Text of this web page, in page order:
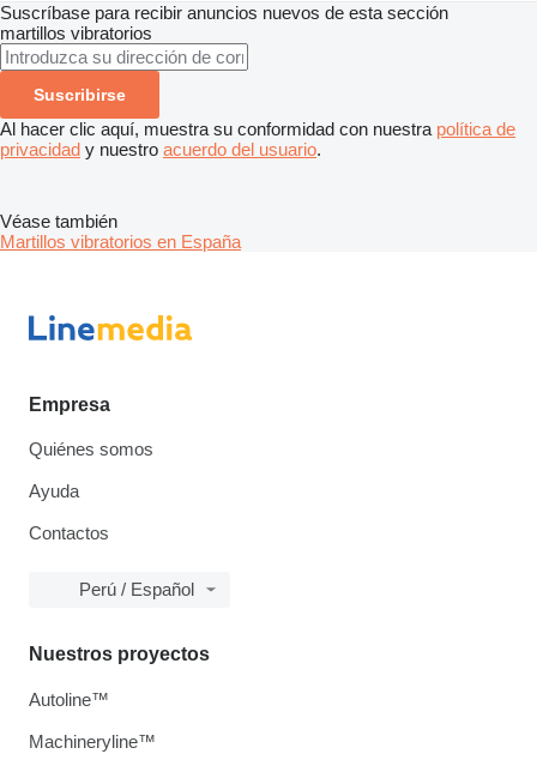
Suscríbase para recibir anuncios nuevos de esta sección
martillos vibratorios
Suscribirse
Al hacer clic aquí, muestra su conformidad con nuestra política de
privacidad y nuestro acuerdo del usuario.
Véase también
Martillos vibratorios en España
Empresa
Quiénes somos
Ayuda
Contactos
Perú / Español
Nuestros proyectos
Autoline™
Machineryline™